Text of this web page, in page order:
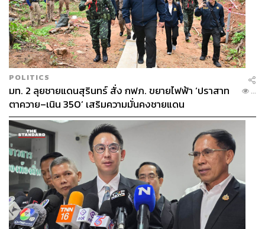
POLITICS
มท. 2 ลุยชายแดนสุรินทร์ สั่ง กฟภ. ขยายไฟฟ้า ‘ปราสาท
ตาควาย–เนิน 350’ เสริมความมั่นคงชายแดน
...